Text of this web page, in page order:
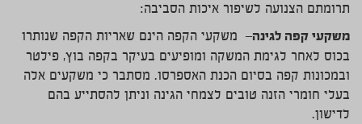
תרומתם הצנועה לשיפור איכות הסביבה:
משקעי קפה לגינה– משקעי הקפה הינם שאריות הקפה שנותרו
בכוס לאחר לגימת המשקה ומופיעים בעיקר בקפה בוץ, פילטר
ובמכונות קפה בסיום הכנת האספרסו. מסתבר כי משקעים אלה
בעלי חומרי הזנה טובים לצמחי הגינה וניתן להסתייע בהם
לדישון.